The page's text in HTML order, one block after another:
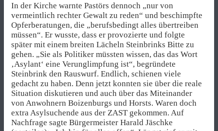
In der Kirche warnte Pastörs dennoch „nur von
vermeintlich rechter Gewalt zu reden“ und beschimpfte
Opferberatungen, die „berufsbedingt alles übertreiben
müssen“. Er wusste, dass er provozierte und folgte
später mit einem breiten Lächeln Steinbrinks Bitte zu
gehen. „Sie als Politiker müssten wissen, das das Wort
‚Asylant‘ eine Verunglimpfung ist“, begründete
Steinbrink den Rauswurf. Endlich, schienen viele
gedacht zu haben. Denn jetzt konnten sie über die reale
Situation diskutieren und auch über das Miteinander
von Anwohnern Boizenburgs und Horsts. Waren doch
extra Asylsuchende aus der ZAST gekommen. Auf
Nachfrage sagte Bürgermeister Harald Jäschke